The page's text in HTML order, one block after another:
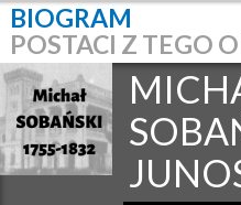
BIOGRAM
POSTACI Z TEGO